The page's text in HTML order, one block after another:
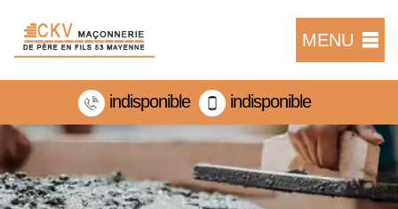
MENU
indisponible indisponible